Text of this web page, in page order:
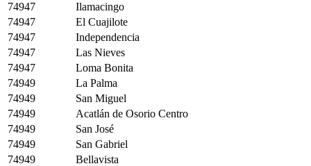
74947
Ilamacingo
74947
El Cuajilote
74947
Independencia
74947
Las Nieves
74947
Loma Bonita
74949
La Palma
74949
San Miguel
74949
Acatlán de Osorio Centro
74949
San José
74949
San Gabriel
74949
Bellavista